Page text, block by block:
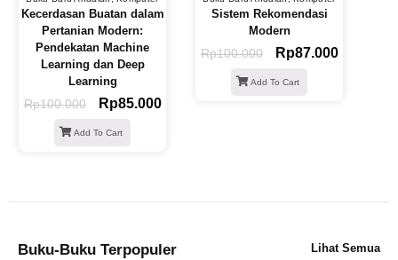
Kecerdasan Buatan dalam
Pertanian Modern:
Pendekatan Machine
Learning dan Deep
Learning
Rp100.000 Rp85.000
Add To Cart
Sistem Rekomendasi
Modern
Rp100.000 Rp87.000
Add To Cart
Buku-Buku Terpopuler Lihat Semua